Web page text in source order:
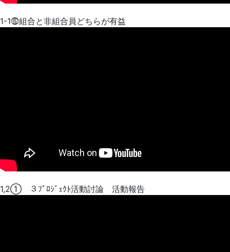
1-1⓺組合と非組合員どちらが有益
1,2① ３ﾌﾟﾛｼﾞｪｸﾄ活動討論 活動報告